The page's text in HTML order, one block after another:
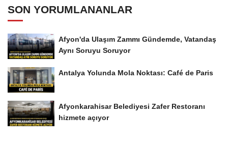
SON YORUMLANANLAR
Afyon'da Ulaşım Zammı Gündemde, Vatandaş
Aynı Soruyu Soruyor
Antalya Yolunda Mola Noktası: Café de Paris
Afyonkarahisar Belediyesi Zafer Restoranı
hizmete açıyor